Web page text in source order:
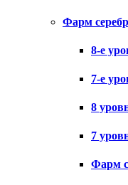
Фарм
8-е
7-е
8
7
Фарм